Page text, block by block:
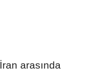
arasında